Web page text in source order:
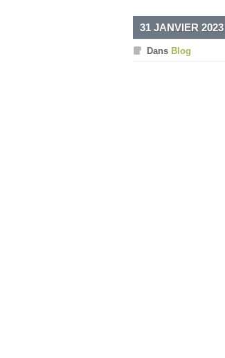
31 JANVIER 2023
Dans Blog